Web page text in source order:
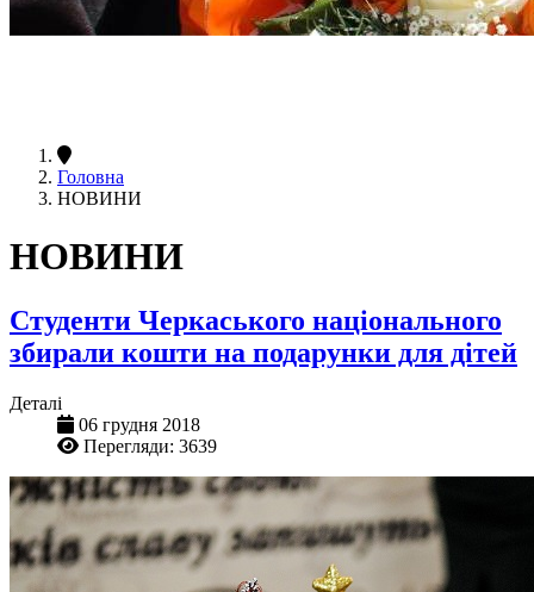
Головна
НОВИНИ
НОВИНИ
Студенти Черкаського національного
збирали кошти на подарунки для дітей
Деталі
06 грудня 2018
Перегляди: 3639